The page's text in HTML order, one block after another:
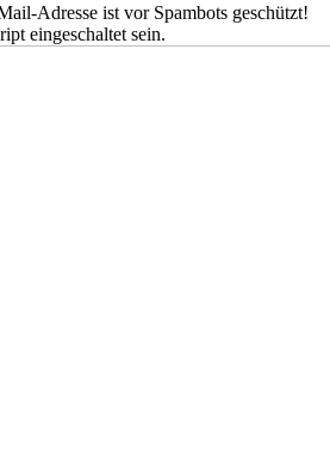
Adresse ist vor Spambots geschützt!
eingeschaltet sein.